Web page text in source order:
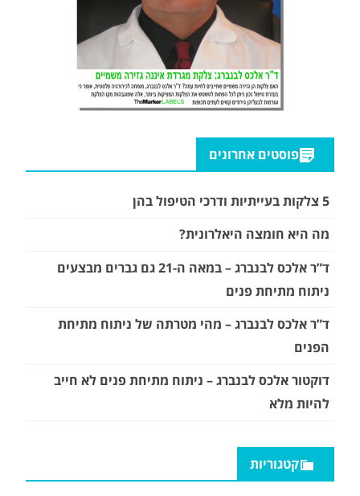
פוסטים אחרונים
5 צלקות בעייתיות ודרכי הטיפול בהן
מה היא חומצה היאלרונית?
ד”ר אלכס לבנברג – במאה ה-21 גם גברים מבצעים
ניתוח מתיחת פנים
ד”ר אלכס לבנברג – מהי מטרתה של ניתוח מתיחת
הפנים
דוקטור אלכס לבנברג – ניתוח מתיחת פנים לא חייב
להיות מלא
קטגוריות